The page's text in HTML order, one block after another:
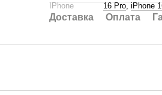
IPhone
16 Pro, iPhone
Доставка Оплата